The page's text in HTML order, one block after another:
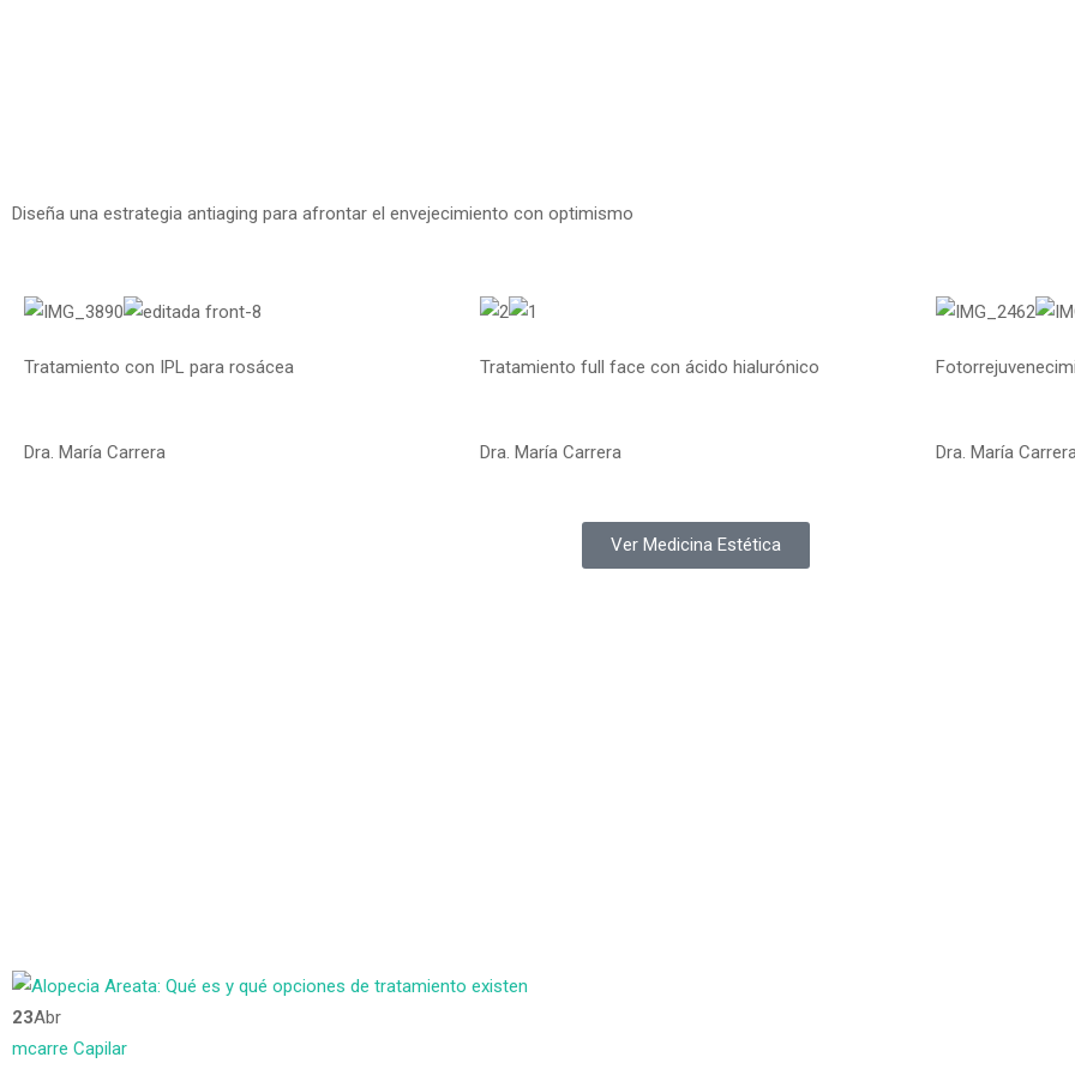
Diseña una estrategia antiaging para afrontar el envejecimiento con optimismo
Tratamiento con IPL para rosácea
Dra. María Carrera
Tratamiento full face con ácido hialurónico
Dra. María Carrera Dra. María
Ver Medicina Estética
23Abr
mcarre Capilar